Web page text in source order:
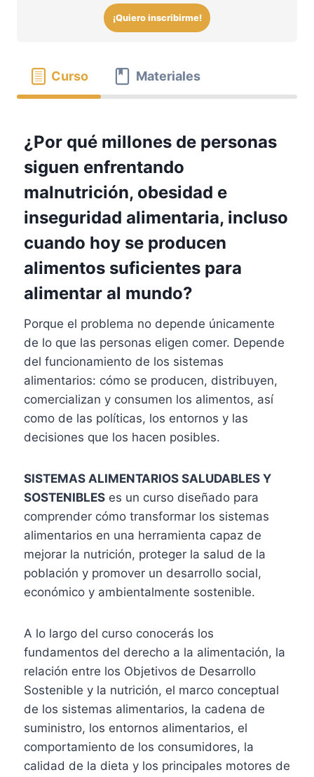
¡Quiero inscribirme!
Curso Materiales
¿Por qué millones de personas
siguen enfrentando
malnutrición, obesidad e
inseguridad alimentaria, incluso
cuando hoy se producen
alimentos suficientes para
alimentar al mundo?
Porque el problema no depende únicamente
de lo que las personas eligen comer. Depende
del funcionamiento de los sistemas
alimentarios: cómo se producen, distribuyen,
comercializan y consumen los alimentos, así
como de las políticas, los entornos y las
decisiones que los hacen posibles.
SISTEMAS ALIMENTARIOS SALUDABLES Y
SOSTENIBLES es un curso diseñado para
comprender cómo transformar los sistemas
alimentarios en una herramienta capaz de
mejorar la nutrición, proteger la salud de la
población y promover un desarrollo social,
económico y ambientalmente sostenible.
A lo largo del curso conocerás los
fundamentos del derecho a la alimentación, la
relación entre los Objetivos de Desarrollo
Sostenible y la nutrición, el marco conceptual
de los sistemas alimentarios, la cadena de
suministro, los entornos alimentarios, el
comportamiento de los consumidores, la
calidad de la dieta y los principales motores de